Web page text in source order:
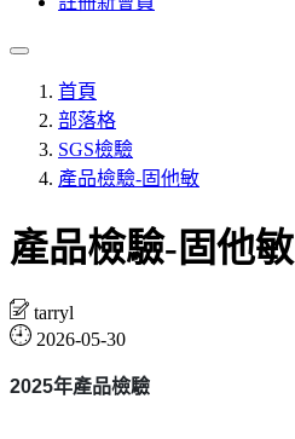
首頁
部落格
SGS檢驗
產品檢驗-固他敏
產品檢驗-固他敏
tarryl
2026-05-30
2025年產品檢驗